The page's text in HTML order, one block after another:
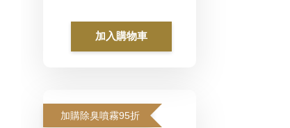
加入購物車
加購除臭噴霧95折